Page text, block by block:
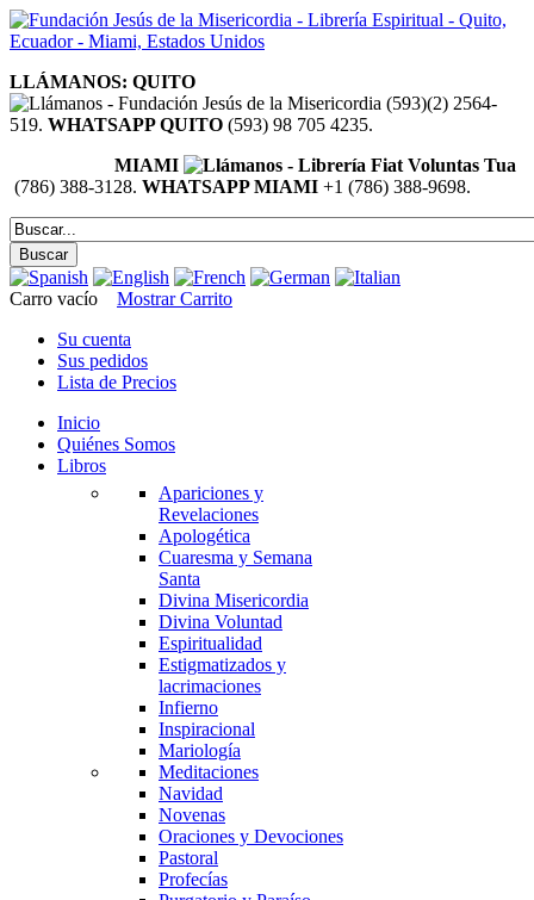
LLÁMANOS: QUITO
(593)(2) 2564-
519. WHATSAPP QUITO (593) 98 705 4235.
MIAMI
(786) 388-3128. WHATSAPP MIAMI +1 (786) 388-9698.
Carro vacío
Mostrar Carrito
Su cuenta
Sus pedidos
Lista de Precios
Inicio
Quiénes Somos
Libros
Apariciones y
Revelaciones
Apologética
Cuaresma y Semana
Santa
Divina Misericordia
Divina Voluntad
Espiritualidad
Estigmatizados y
lacrimaciones
Infierno
Inspiracional
Mariología
Meditaciones
Navidad
Novenas
Oraciones y Devociones
Pastoral
Profecías